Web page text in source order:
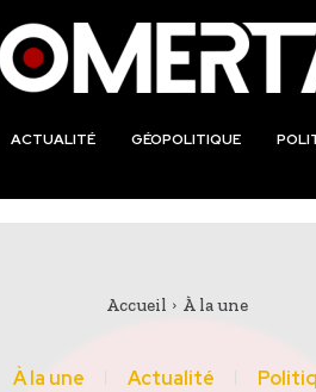
ACTUALITÉ GÉOPOLITIQUE
Accueil À la une
À la une Actualité